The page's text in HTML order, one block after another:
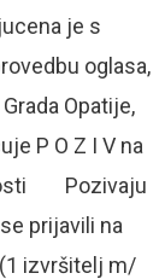
je s
oglasa,
Opatije,
P O Z I V na
Pozivaju
prijavili na
izvršitelj m/